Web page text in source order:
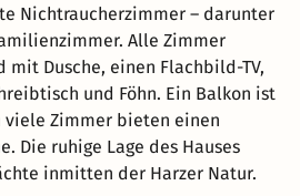
Nichtraucherzimmer – darunter
Alle Zimmer
mit Dusche, einen Flachbild-TV,
und Föhn. Ein Balkon ist
Zimmer bieten einen
Die ruhige Lage des Hauses
inmitten der Harzer Natur.